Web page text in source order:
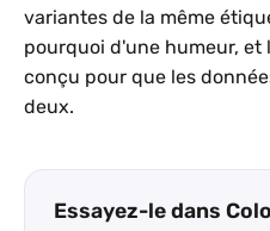
variantes de la même
pourquoi d'une humeur,
conçu pour que les
deux.
Essayez-le dans